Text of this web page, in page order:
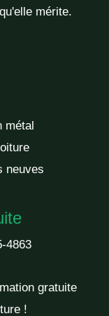
mérite.
métal
neuves
4863
gratuite
!